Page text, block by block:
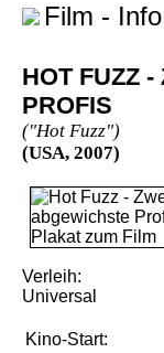
Film - Info
HOT FUZZ
PROFIS
("Hot Fuzz")
(USA, 2007)
Verleih:
Universal
Kino-Start: